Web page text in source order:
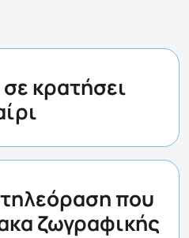
κρατήσει
που
ζωγραφικής